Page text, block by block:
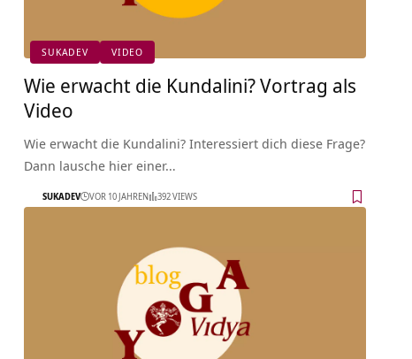
SUKADEV VIDEO
Wie erwacht die Kundalini? Vortrag als
Video
Wie erwacht die Kundalini? Interessiert dich diese Frage?
Dann lausche hier einer…
SUKADEV VOR 10 JAHREN 392 VIEWS